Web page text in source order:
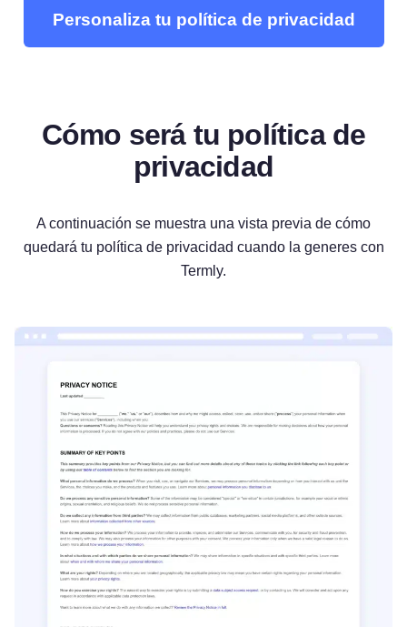
Personaliza tu política de privacidad
Cómo será tu política de
privacidad
A continuación se muestra una vista previa de cómo
quedará tu política de privacidad cuando la generes con
Termly.